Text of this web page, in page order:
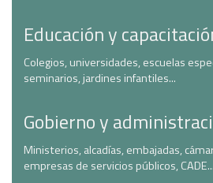
Educación y
Colegios, universidades, escuelas
seminarios, jardines infantiles...
Gobierno y
Ministerios, alcadías, embajadas,
empresas de servicios públicos, CADE...